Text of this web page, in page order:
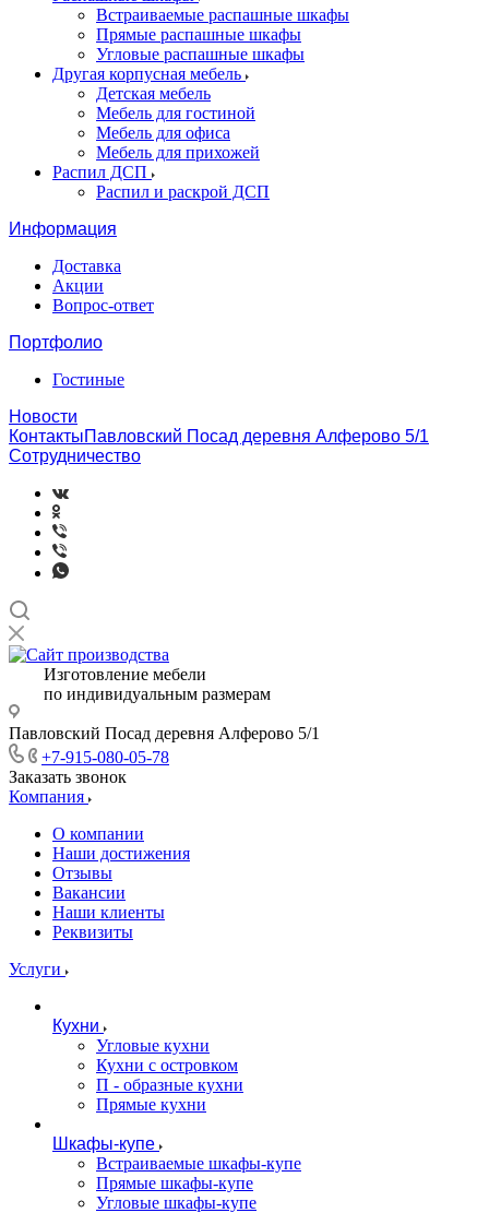
Встраиваемые распашные шкафы
Прямые распашные шкафы
Угловые распашные шкафы
Другая корпусная мебель
Детская мебель
Мебель для гостиной
Мебель для офиса
Мебель для прихожей
Распил ДСП
Распил и раскрой ДСП
Информация
Доставка
Акции
Вопрос-ответ
Портфолио
Гостиные
Новости
КонтактыПавловский Посад деревня Алферово 5/1
Сотрудничество
Изготовление мебели
по индивидуальным размерам
Павловский Посад деревня Алферово 5/1
+7-915-080-05-78
Заказать звонок
Компания
О компании
Наши достижения
Отзывы
Вакансии
Наши клиенты
Реквизиты
Услуги
Кухни
Угловые кухни
Кухни с островком
П - образные кухни
Прямые кухни
Шкафы-купе
Встраиваемые шкафы-купе
Прямые шкафы-купе
Угловые шкафы-купе